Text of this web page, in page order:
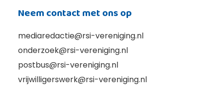
Neem contact met ons op
mediaredactie@rsi-vereniging.nl
onderzoek@rsi-vereniging.nl
postbus@rsi-vereniging.nl
vrijwilligerswerk@rsi-vereniging.nl